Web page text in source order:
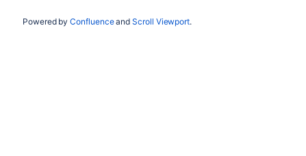
Powered byConfluenceandScroll Viewport.